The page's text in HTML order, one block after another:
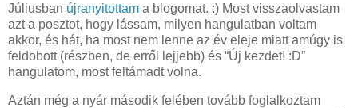
Júliusban újranyitottam a blogomat. :) Most visszaolvastam
azt a posztot, hogy lássam, milyen hangulatban voltam
akkor, és hát, ha most nem lenne az év eleje miatt amúgy is
feldobott (részben, de erről lejjebb) és “Új kezdet! :D”
hangulatom, most feltámadt volna.
Aztán még a nyár második felében tovább foglalkoztam